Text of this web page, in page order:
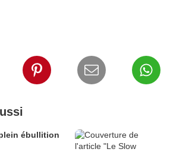
ébullition